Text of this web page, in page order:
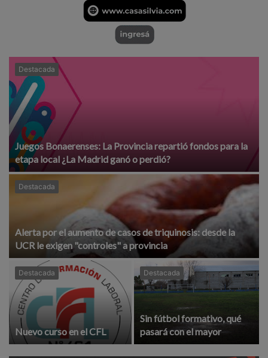
Destacada
Juegos Bonaerenses: La Provincia repartió fondos para la
etapa local ¿La Madrid ganó o perdió?
Destacada
Alerta por el aumento de casos de triquinosis: desde la
UCR le exigen "controles" a provincia
Destacada
Nuevo curso en el CFL
Destacada
Sin fútbol formativo, qué
pasará con el mayor